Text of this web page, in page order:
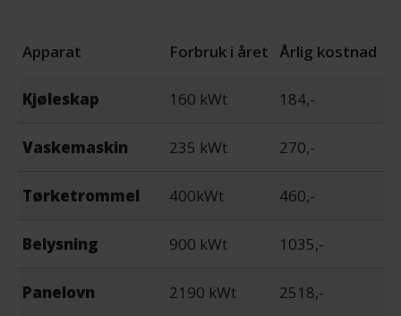
Apparat Forbruk i året Årlig kostnad
Kjøleskap 160 kWt 184,-
Vaskemaskin 235 kWt 270,-
Tørketrommel 400kWt 460,-
Belysning 900 kWt 1035,-
Panelovn 2190 kWt 2518,-